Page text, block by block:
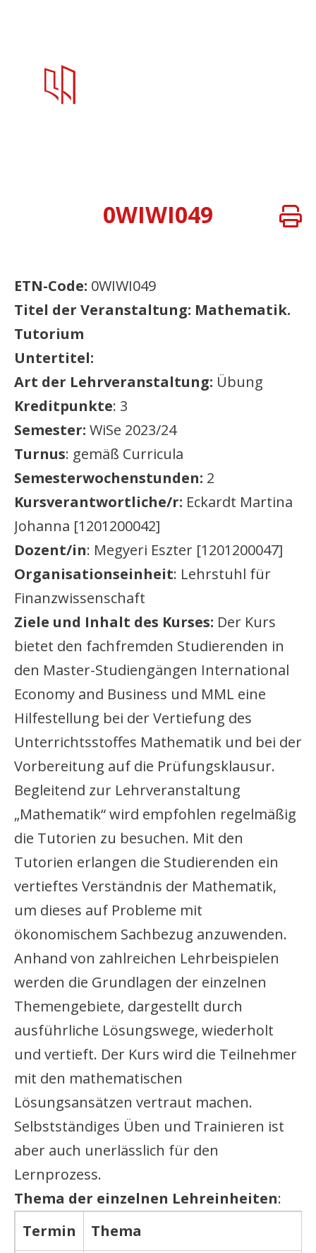
0WIWI049
ETN-Code: 0WIWI049
Titel der Veranstaltung: Mathematik.
Tutorium
Untertitel:
Art der Lehrveranstaltung: Übung
Kreditpunkte: 3
Semester: WiSe 2023/24
Turnus: gemäß Curricula
Semesterwochenstunden: 2
Kursverantwortliche/r: Eckardt Martina
Johanna [1201200042]
Dozent/in: Megyeri Eszter [1201200047]
Organisationseinheit: Lehrstuhl für
Finanzwissenschaft
Ziele und Inhalt des Kurses: Der Kurs
bietet den fachfremden Studierenden in
den Master-Studiengängen International
Economy and Business und MML eine
Hilfestellung bei der Vertiefung des
Unterrichtsstoffes Mathematik und bei der
Vorbereitung auf die Prüfungsklausur.
Begleitend zur Lehrveranstaltung
„Mathematik“ wird empfohlen regelmäßig
die Tutorien zu besuchen. Mit den
Tutorien erlangen die Studierenden ein
vertieftes Verständnis der Mathematik,
um dieses auf Probleme mit
ökonomischem Sachbezug anzuwenden.
Anhand von zahlreichen Lehrbeispielen
werden die Grundlagen der einzelnen
Themengebiete, dargestellt durch
ausführliche Lösungswege, wiederholt
und vertieft. Der Kurs wird die Teilnehmer
mit den mathematischen
Lösungsansätzen vertraut machen.
Selbstständiges Üben und Trainieren ist
aber auch unerlässlich für den
Lernprozess.
Thema der einzelnen Lehreinheiten:
Termin
Thema